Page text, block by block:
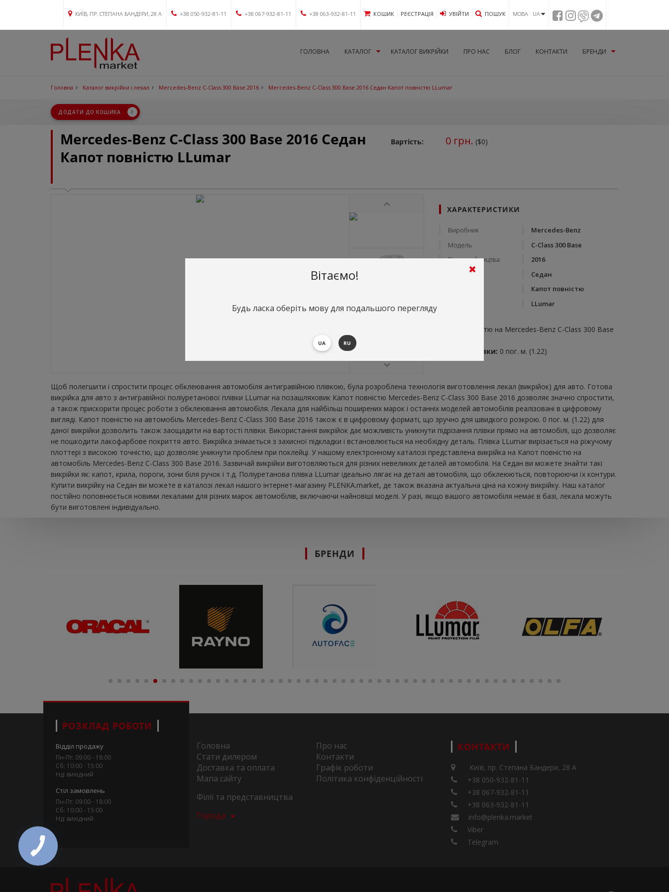
КИЇВ, ПР. СТЕПАНА БАНДЕРИ, 28 А +38 050-932-81-11 +38 067-932-81-11 +38 063-932-81-11 КОШИК РЕЄСТРАЦІЯ УВIЙТИ ПОШУК МОВА UA
ГОЛОВНА КАТАЛОГ КАТАЛОГ ВИКРІЙКИ ПРО НАС БЛОГ КОНТАКТИ БРЕНДИ
Головна Каталог викрійки і лекал Mercedes-Benz C-Class 300 Base 2016 Mercedes-Benz C-Class 300 Base 2016 Седан Капот повністю LLumar
ДОДАТИ ДО КОШИКА
Mercedes-Benz C-Class 300 Base 2016 Седан
Капот повністю LLumar
Вартість: 0грн. ($0)
ХАРАКТЕРИСТИКИ
Виробник
Mercedes-Benz
Модель
C-Class 300 Base
Рік виробництва
2016
Тип кузову
Седан
Капот повністю
LLumar
Капот повністю на Mercedes-Benz C-Class 300 Base
Витрата плівки: 0 пог. м. (1.22)
Щоб полегшити і спростити процес обклеювання автомобіля антигравійною плівкою, була розроблена технологія виготовлення лекал (викрійок) для авто. Готова
викрійка для авто з антигравійної поліуретанової плівки LLumar на позашляховик Капот повністю Mercedes-Benz C-Class 300 Base 2016 дозволяє значно спростити,
а також прискорити процес роботи з обклеювання автомобіля. Лекала для найбільш поширених марок і останніх моделей автомобілів реалізовані в цифровому
вигляді. Капот повністю на автомобіль Mercedes-Benz C-Class 300 Base 2016 також є в цифровому форматі, що зручно для швидкого розкрою. 0 пог. м. (1.22) для
даної викрійки дозволить також заощадити на вартості плівки. Використання викрійок дає можливість уникнути підрізання плівки прямо на автомобілі, що дозволяє
не пошкодити лакофарбове покриття авто. Викрійка знімається з захисної підкладки і встановлюється на необхідну деталь. Плівка LLumar вирізається на ріжучому
плоттері з високою точністю, що дозволяє уникнути проблем при поклейці. У нашому електронному каталозі представлена ​​викрійка на Капот повністю на
автомобіль Mercedes-Benz C-Class 300 Base 2016. Зазвичай викрійки виготовляються для різних невеликих деталей автомобіля. На Седан ви можете знайти такі
викрійки як: капот, крила, пороги, зони біля ручок і т.д. Поліуретанова плівка LLumar ідеально лягає на деталі автомобіля, що обклеюються, повторюючи їх контури.
Купити викрійку на Седан ви можете в каталозі лекал нашого інтернет-магазину PLENKA.market, де також вказана актуальна ціна на кожну викрійку. Наш каталог
постійно поповнюється новими лекалами для різних марок автомобілів, включаючи найновіші моделі. У разі, якщо вашого автомобіля немає в базі, лекала можуть
бути виготовлені індивідуально.
БРЕНДИ
РОЗКЛАД РОБОТИ
Відділ продажу
Пн-Пт: 09:00 - 18:00
Сб: 10:00 - 15:00
Нд: вихідний
Стіл замовлень
Пн-Пт: 09:00 - 18:00
Сб: 10:00 - 15:00
Нд: вихідний
Головна
Про нас
Стати дилером
Контакти
Доставка та оплата
Графік роботи
Мапа сайту
Політика конфіденційності
Філії та представництва
Города
КОНТАКТИ
Київ, пр. Степана Бандери, 28 А
+38 050-932-81-11
+38 067-932-81-11
+38 063-932-81-11
info@plenka.market
Viber
Telegram
Вітаємо!
Будь ласка оберіть мову для подальшого перегляду
UA RU